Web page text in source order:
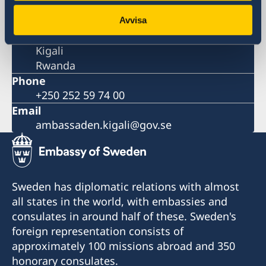
Avvisa
Postal address
Embassy of Sweden
P.O. Box 6387
Kigali
Rwanda
Phone
+250 252 59 74 00
Email
ambassaden.kigali@gov.se
Sweden has diplomatic relations with almost
all states in the world, with embassies and
consulates in around half of these. Sweden's
foreign representation consists of
approximately 100 missions abroad and 350
honorary consulates.